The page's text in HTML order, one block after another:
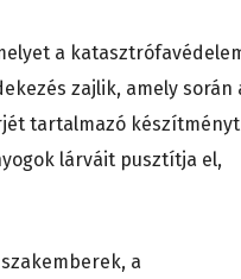
a
zajlik, amely során
tartalmazó készítményt
lárváit pusztítja el,
a